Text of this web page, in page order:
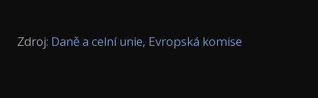
Zdroj: Daně a celní unie, Evropská komise